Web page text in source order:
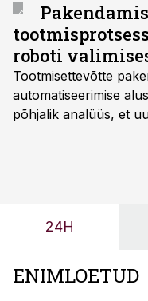
roboti
Tootmisettevõtte
automatiseerimise
põhjalik analüüs, et
OÜ tegevjuht Sander
24H
ENIMLOETUD